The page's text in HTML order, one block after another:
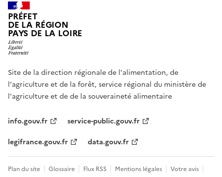
PRÉFET
DE LA RÉGION
PAYS DE LA LOIRE
Site de la direction régionale de l'alimentation, de
l'agriculture et de la forêt, service régional du ministère de
l'agriculture et de de la souveraineté alimentaire
info.gouv.fr
service-public.gouv.fr
legifrance.gouv.fr
data.gouv.fr
Plan du site Glossaire Flux RSS Mentions légales Votre avis